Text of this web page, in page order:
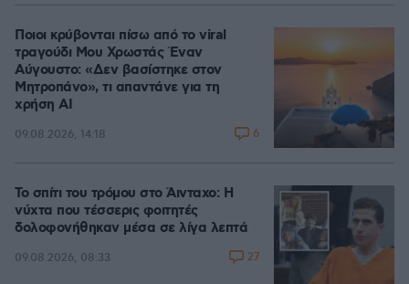
Ποιοι κρύβονται πίσω από το viral
τραγούδι Μου Χρωστάς Έναν
Αύγουστο: «Δεν βασίστηκε στον
Μητροπάνο», τι απαντάνε για τη
χρήση AI
09.08.2026, 14:18 6
Το σπίτι του τρόμου στο Άινταχο: Η
νύχτα που τέσσερις φοιτητές
δολοφονήθηκαν μέσα σε λίγα λεπτά
09.08.2026, 08:33 27